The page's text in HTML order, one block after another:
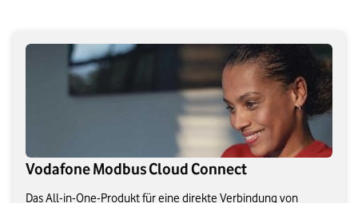
Vodafone Modbus Cloud Connect
Das All-in-One-Produkt für eine direkte Verbindung von